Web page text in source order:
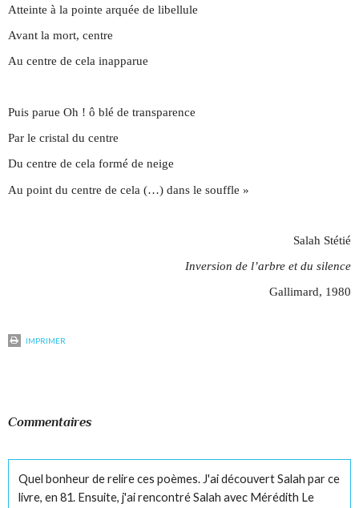
Atteinte à la pointe arquée de libellule
Avant la mort, centre
Au centre de cela inapparue
Puis parue Oh ! ô blé de transparence
Par le cristal du centre
Du centre de cela formé de neige
Au point du centre de cela (…) dans le souffle »
Salah Stétié
Inversion de l’arbre et du silence
Gallimard, 1980
IMPRIMER
Commentaires
Quel bonheur de relire ces poèmes. J'ai découvert Salah par ce
livre, en 81. Ensuite, j'ai rencontré Salah avec Mérédith Le